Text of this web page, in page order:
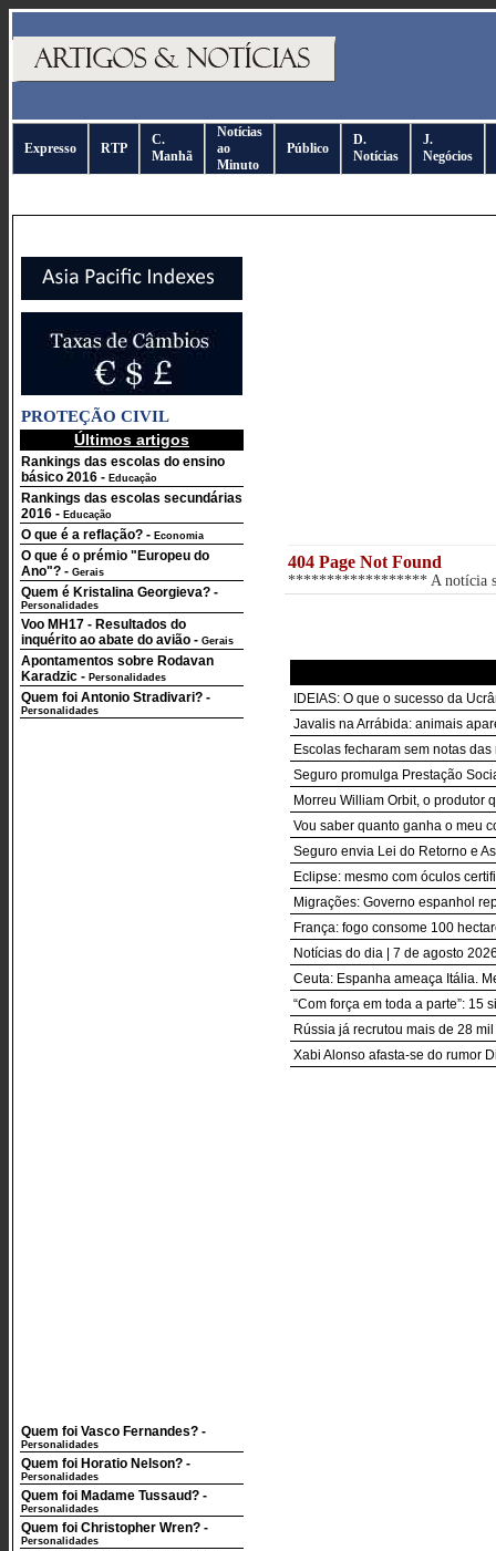
Expresso RTP
C.
Manhã
Notícias
ao
Minuto
Público
D.
Notícias
J.
Negócios
PROTEÇÃO CIVIL
Últimos artigos
Rankings das escolas do ensino
básico 2016 - Educação
Rankings das escolas secundárias
2016 - Educação
O que é a reflação? - Economia
O que é o prémio "Europeu do
Ano"? - Gerais
Quem é Kristalina Georgieva? -
Personalidades
Voo MH17 - Resultados do
inquérito ao abate do avião - Gerais
Apontamentos sobre Rodavan
Karadzic - Personalidades
Quem foi Antonio Stradivari? -
Personalidades
Quem foi Vasco Fernandes? -
Personalidades
Quem foi Horatio Nelson? -
Personalidades
Quem foi Madame Tussaud? -
Personalidades
Quem foi Christopher Wren? -
Personalidades
404 Page Not Found
****************** A notícia
IDEIAS: O que o sucesso da
Javalis na Arrábida: animais
Escolas fecharam sem notas
Seguro promulga Prestação
Morreu William Orbit, o produtor
Vou saber quanto ganha o meu
Seguro envia Lei do Retorno e
Eclipse: mesmo com óculos
Migrações: Governo espanhol
França: fogo consome 100
Notícias do dia | 7 de agosto
Ceuta: Espanha ameaça Itália.
“Com força em toda a parte”: 15
Rússia já recrutou mais de 28
Xabi Alonso afasta-se do rumor